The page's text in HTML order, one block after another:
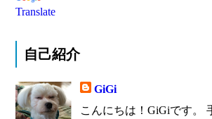
Translate
自己紹介
GiGi
こんにちは！GiGiです。